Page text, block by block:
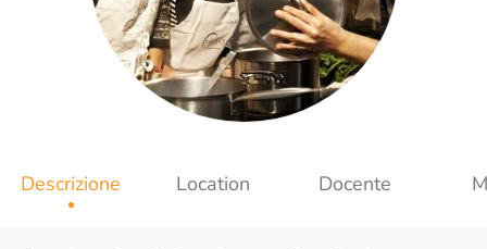
Descrizione Location Docente